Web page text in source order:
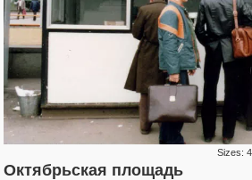
Sizes:
Октябрьская площадь
1,406,871 29,248
319,861 8,286
160,009 5,916